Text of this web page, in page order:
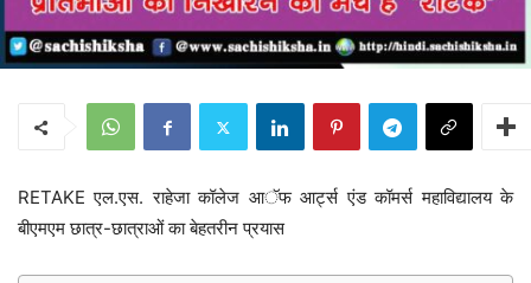
RETAKE एल.एस. राहेजा कॉलेज आॅफ आर्ट्स एंड कॉमर्स महाविद्यालय के
बीएमएम छात्र-छात्राओं का बेहतरीन प्रयास